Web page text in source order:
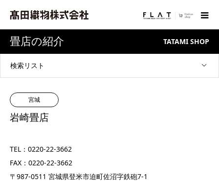
畳店の紹介 TATAMI SHOP
検索リスト
宮城
岩崎畳店
TEL：0220-22-3662
FAX：0220-22-3662
〒987-0511 宮城県登米市迫町佐沼字鉄砲7-1